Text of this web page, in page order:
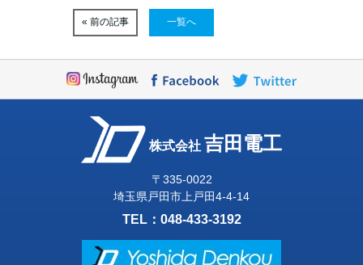
« 前の記事 一覧へ
株式会社 吉田電工
〒335-0022
埼玉県戸田市上戸田4-4-14
TEL： 048-433-3192